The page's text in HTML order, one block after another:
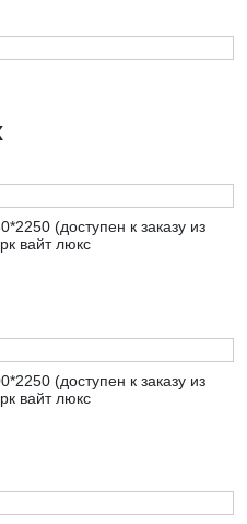
(доступен к заказу из
вайт люкс
(доступен к заказу из
вайт люкс